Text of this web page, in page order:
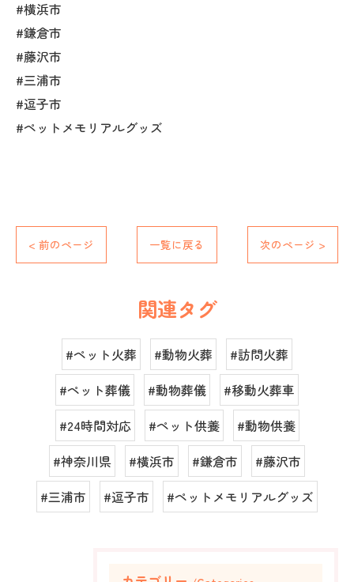
#横浜市
#鎌倉市
#藤沢市
#三浦市
#逗子市
#ペットメモリアルグッズ
< 前のページ 一覧に戻る 次のページ >
関連タグ
#ペット火葬 #動物火葬
#訪問火葬
#ペット葬儀
#動物葬儀
#移動火葬車
#24時間対応
#ペット供養
#動物供養
#神奈川県
#横浜市 #鎌倉市
#藤沢市
#三浦市
#逗子市 #ペットメモリアルグッズ